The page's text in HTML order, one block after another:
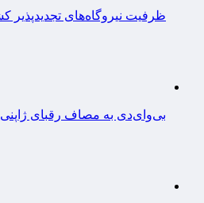
ظرفیت نیروگاه‌های تجدیدپذیر
بی‌وای‌دی به مصاف رقبای